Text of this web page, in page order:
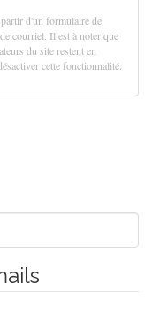
d'un formulaire de
courriel. Il est à noter que
du site restent en
cette fonctionnalité.